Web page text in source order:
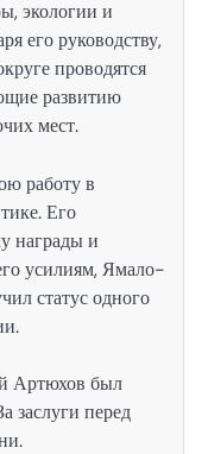
экологии и
его руководству,
проводятся
развитию
мест.
работу в
Его
награды и
усилиям, Ямало-
статус одного
Артюхов был
заслуги перед